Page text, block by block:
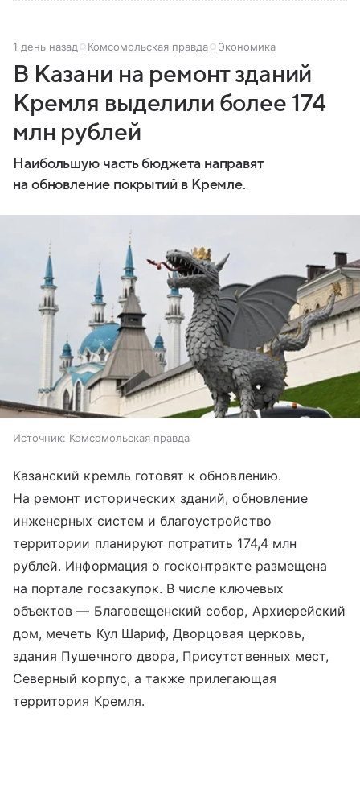
1 день назад Комсомольская правда Экономика
В Казани на ремонт зданий
Кремля выделили более 174
млн рублей
Наибольшую часть бюджета направят
на обновление покрытий в Кремле.
Источник: Комсомольская правда
Казанский кремль готовят к обновлению.
На ремонт исторических зданий, обновление
инженерных систем и благоустройство
территории планируют потратить 174,4 млн
рублей. Информация о госконтракте размещена
на портале госзакупок. В числе ключевых
объектов — Благовещенский собор, Архиерейский
дом, мечеть Кул Шариф, Дворцовая церковь,
здания Пушечного двора, Присутственных мест,
Северный корпус, а также прилегающая
территория Кремля.